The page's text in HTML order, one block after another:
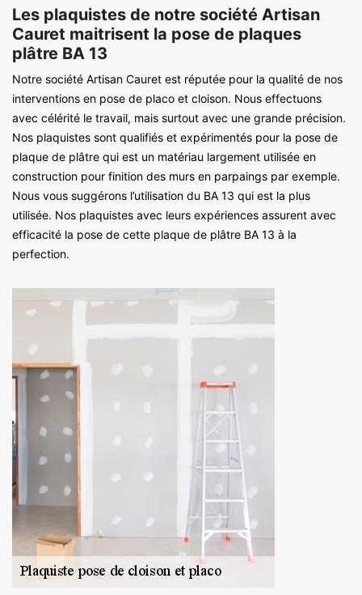
Les plaquistes de notre société Artisan
Cauret maitrisent la pose de plaques
plâtre BA 13
Notre société Artisan Cauret est réputée pour la qualité de nos
interventions en pose de placo et cloison. Nous effectuons
avec célérité le travail, mais surtout avec une grande précision.
Nos plaquistes sont qualifiés et expérimentés pour la pose de
plaque de plâtre qui est un matériau largement utilisée en
construction pour finition des murs en parpaings par exemple.
Nous vous suggérons l’utilisation du BA 13 qui est la plus
utilisée. Nos plaquistes avec leurs expériences assurent avec
efficacité la pose de cette plaque de plâtre BA 13 à la
perfection.